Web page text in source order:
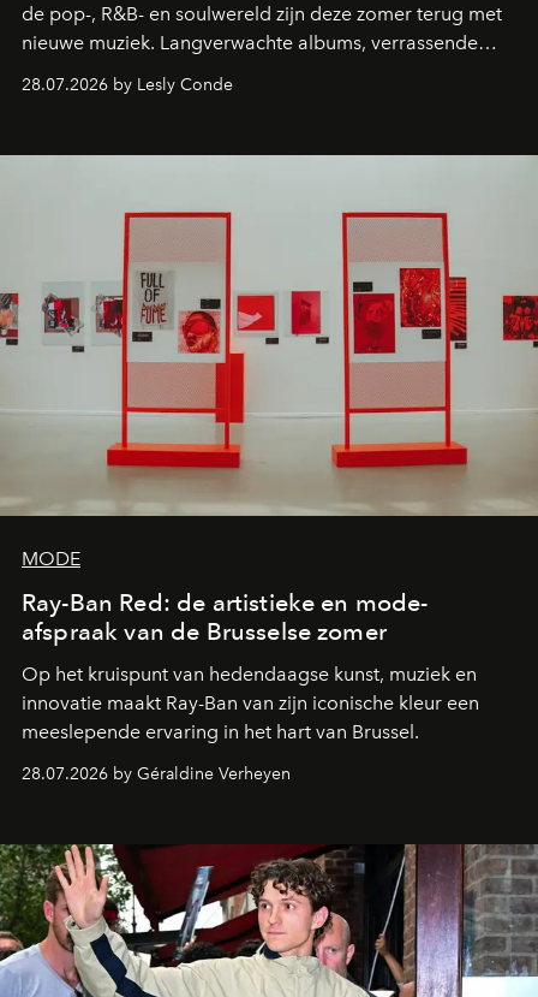
de pop-, R&B- en soulwereld zijn deze zomer terug met
nieuwe muziek. Langverwachte albums, verrassende
comebacks en veelbelovende nieuwe projecten: dit zijn
de releases die je niet mag missen.
28.07.2026 by Lesly Conde
MODE
Ray-Ban Red: de artistieke en mode-
afspraak van de Brusselse zomer
Op het kruispunt van hedendaagse kunst, muziek en
innovatie maakt Ray-Ban van zijn iconische kleur een
meeslepende ervaring in het hart van Brussel.
28.07.2026 by Géraldine Verheyen